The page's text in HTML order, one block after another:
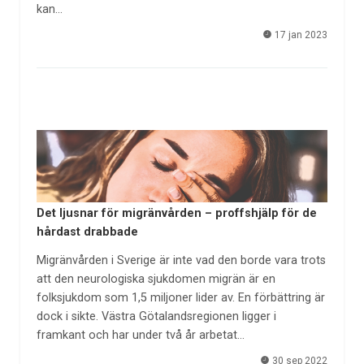
kan…
17 jan 2023
Det ljusnar för migränvården – proffshjälp för de
hårdast drabbade
Migränvården i Sverige är inte vad den borde vara trots
att den neurologiska sjukdomen migrän är en
folksjukdom som 1,5 miljoner lider av. En förbättring är
dock i sikte. Västra Götalandsregionen ligger i
framkant och har under två år arbetat…
30 sep 2022